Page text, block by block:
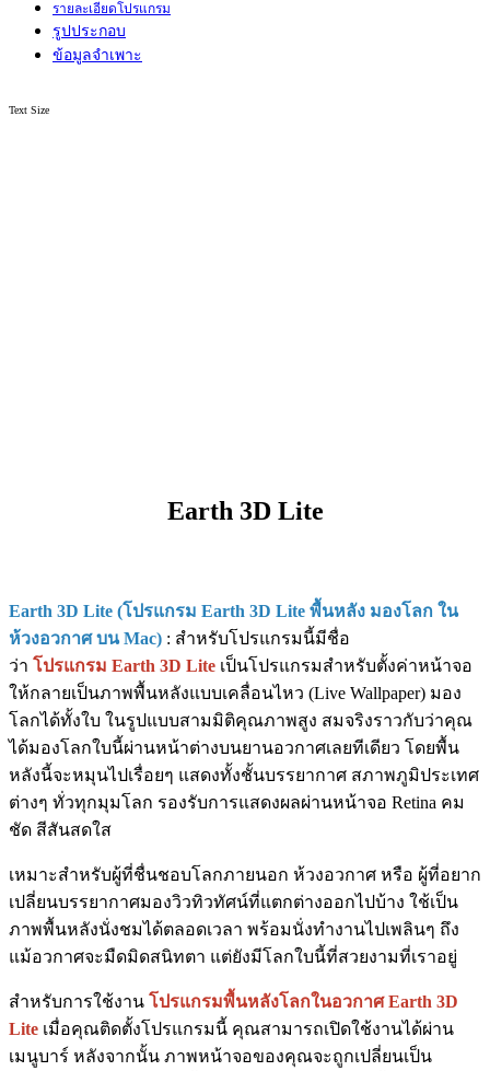
รายละเอียดโปรแกรม
รูปประกอบ
ข้อมูลจำเพาะ
Text Size
Earth 3D Lite
Earth 3D Lite (โปรแกรม Earth 3D Lite พื้นหลัง มองโลก ใน
ห้วงอวกาศ บน Mac) : สำหรับโปรแกรมนี้มีชื่อ
ว่า โปรแกรม Earth 3D Lite เป็นโปรแกรมสำหรับตั้งค่าหน้าจอ
ให้กลายเป็นภาพพื้นหลังแบบเคลื่อนไหว (Live Wallpaper) มอง
โลกได้ทั้งใบ ในรูปแบบสามมิติคุณภาพสูง สมจริงราวกับว่าคุณ
ได้มองโลกใบนี้ผ่านหน้าต่างบนยานอวกาศเลยทีเดียว โดยพื้น
หลังนี้จะหมุนไปเรื่อยๆ แสดงทั้งชั้นบรรยากาศ สภาพภูมิประเทศ
ต่างๆ ทั่วทุกมุมโลก รองรับการแสดงผลผ่านหน้าจอ Retina คม
ชัด สีสันสดใส
เหมาะสำหรับผู้ที่ชื่นชอบโลกภายนอก ห้วงอวกาศ หรือ ผู้ที่อยาก
เปลี่ยนบรรยากาศมองวิวทิวทัศน์ที่แตกต่างออกไปบ้าง ใช้เป็น
ภาพพื้นหลังนั่งชมได้ตลอดเวลา พร้อมนั่งทำงานไปเพลินๆ ถึง
แม้อวกาศจะมืดมิดสนิทตา แต่ยังมีโลกใบนี้ที่สวยงามที่เราอยู่
สำหรับการใช้งาน โปรแกรมพื้นหลังโลกในอวกาศ Earth 3D
Lite เมื่อคุณติดตั้งโปรแกรมนี้ คุณสามารถเปิดใช้งานได้ผ่าน
เมนูบาร์ หลังจากนั้น ภาพหน้าจอของคุณจะถูกเปลี่ยนเป็น